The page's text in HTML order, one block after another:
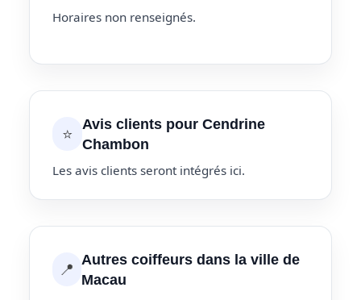
Horaires non renseignés.
⭐
Avis clients pour Cendrine
Chambon
Les avis clients seront intégrés ici.
📍 Autres coiffeurs dans la ville de
Macau